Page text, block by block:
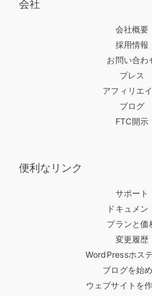
会社
会社概要
採用情報
お問い合わ
プレス
アフィリエ
ブログ
FTC開示
便利なリンク
サポート
ドキュメン
プランと価
変更履歴
WordPressホス
ブログを始
ウェブサイトを